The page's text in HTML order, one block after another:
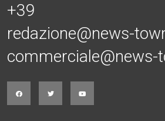
+39
redazione@news-
commerciale@news-